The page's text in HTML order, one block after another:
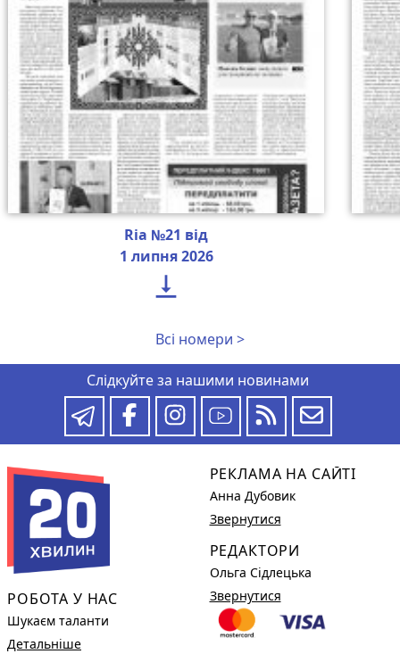
Ria №21 від
1 липня 2026

Всі номери >
Слідкуйте за нашими новинами
РОБОТА У НАС
Шукаєм таланти
Детальніше
РЕКЛАМА НА САЙТІ
Анна Дубовик
Звернутися
РЕДАКТОРИ
Ольга Сідлецька
Звернутися